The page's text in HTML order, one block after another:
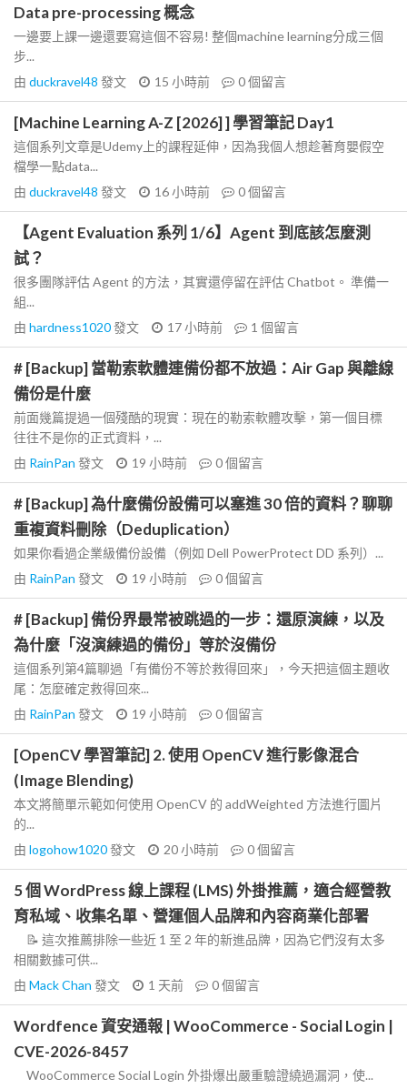
Data pre-processing 概念
一邊要上課一邊還要寫這個不容易! 整個machine learning分成三個
步...
由 duckravel48 發文 15 小時前 0個留言
[Machine Learning A-Z [2026] ] 學習筆記 Day1
這個系列文章是Udemy上的課程延伸，因為我個人想趁著育嬰假空
檔學一點data...
由 duckravel48 發文 16 小時前 0個留言
【Agent Evaluation 系列 1/6】Agent 到底該怎麼測
試？
很多團隊評估 Agent 的方法，其實還停留在評估 Chatbot。 準備一
組...
由 hardness1020發文 17 小時前 1 個留言
# [Backup] 當勒索軟體連備份都不放過：Air Gap 與離線
備份是什麼
前面幾篇提過一個殘酷的現實：現在的勒索軟體攻擊，第一個目標
往往不是你的正式資料，...
由 RainPan 發文 19 小時前 0個留言
# [Backup] 為什麼備份設備可以塞進 30 倍的資料？聊聊
重複資料刪除（Deduplication）
如果你看過企業級備份設備（例如 Dell PowerProtect DD 系列）...
由 RainPan 發文 19 小時前 0個留言
# [Backup] 備份界最常被跳過的一步：還原演練，以及
為什麼「沒演練過的備份」等於沒備份
這個系列第4篇聊過「有備份不等於救得回來」，今天把這個主題收
尾：怎麼確定救得回來...
由 RainPan 發文 19 小時前 0個留言
[OpenCV 學習筆記] 2. 使用 OpenCV 進行影像混合
(Image Blending)
本文將簡單示範如何使用 OpenCV 的 addWeighted 方法進行圖片
的...
由 logohow1020發文 20 小時前 0個留言
5 個 WordPress 線上課程 (LMS) 外掛推薦，適合經營教
育私域、收集名單、營運個人品牌和內容商業化部署
📝 這次推薦排除一些近 1 至 2 年的新進品牌，因為它們沒有太多
相關數據可供...
由 Mack Chan 發文 1 天前 0個留言
Wordfence 資安通報 | WooCommerce - Social Login |
CVE-2026-8457
WooCommerce Social Login 外掛爆出嚴重驗證繞過漏洞，使...